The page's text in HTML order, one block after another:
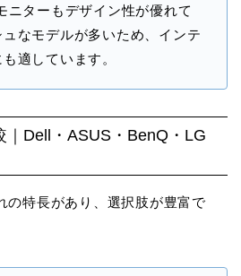
ニターもデザイン性が優れて
なモデルが多いため、インテ
適しています。
｜Dell・ASUS・BenQ・LG
の特長があり、選択肢が豊富で